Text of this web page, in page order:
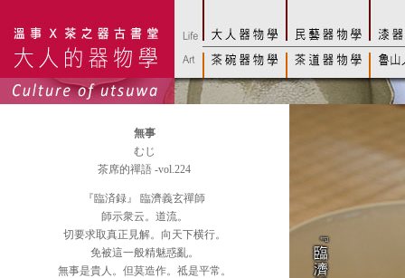
無事
むじ
茶席的禪語 -vol.224
『臨済録』 臨濟義玄禪師
師示衆云。道流。
切要求取真正見解。向天下横行。
免被這一般精魅惑亂。
無事是貴人。但莫造作。祗是平常。